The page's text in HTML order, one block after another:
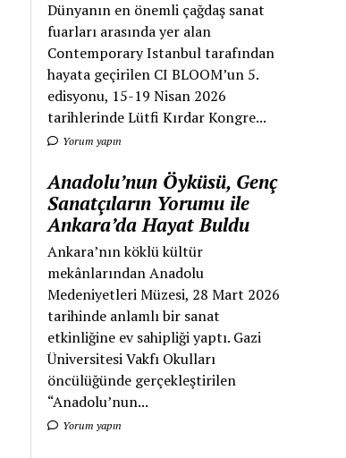
Dünyanın en önemli çağdaş sanat
fuarları arasında yer alan
Contemporary Istanbul tarafından
hayata geçirilen CI BLOOM’un 5.
edisyonu, 15-19 Nisan 2026
tarihlerinde Lütfi Kırdar Kongre...
Yorum yapın
Anadolu’nun Öyküsü, Genç
Sanatçıların Yorumu ile
Ankara’da Hayat Buldu
Ankara’nın köklü kültür
mekânlarından Anadolu
Medeniyetleri Müzesi, 28 Mart 2026
tarihinde anlamlı bir sanat
etkinliğine ev sahipliği yaptı. Gazi
Üniversitesi Vakfı Okulları
öncülüğünde gerçekleştirilen
“Anadolu’nun...
Yorum yapın